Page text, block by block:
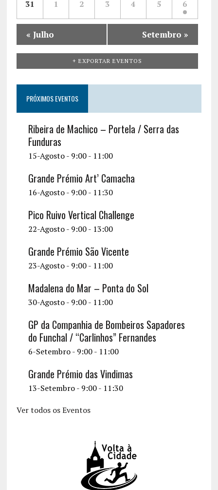
h
a
d
i
r
i
g
a
t
i
i
d
e
v
o
31 1 2 3 4 5 6
« Julho Setembro »
+ EXPORTAR EVENTOS
PRÓXIMOS EVENTOS
Ribeira de Machico – Portela / Serra das
Funduras
15-Agosto - 9:00- 11:00
Grande Prémio Art’ Camacha
16-Agosto - 9:00- 11:30
Pico Ruivo Vertical Challenge
22-Agosto - 9:00- 13:00
Grande Prémio São Vicente
23-Agosto - 9:00- 11:00
Madalena do Mar – Ponta do Sol
30-Agosto - 9:00- 11:00
GP da Companhia de Bombeiros Sapadores
do Funchal / “Carlinhos” Fernandes
6-Setembro - 9:00- 11:00
Grande Prémio das Vindimas
13-Setembro - 9:00- 11:30
Ver todos os Eventos